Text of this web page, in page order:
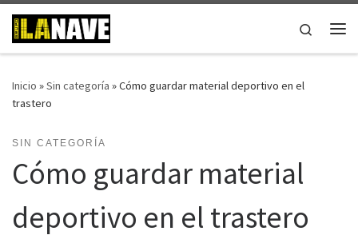
Saltar al contenido
Search
Inicio »Sin categoría »Cómo guardar material deportivo en el
trastero
SIN CATEGORÍA
Cómo guardar material
deportivo en el trastero